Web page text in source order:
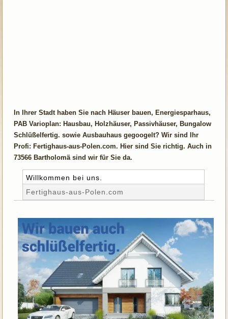
In Ihrer Stadt haben Sie nach Häuser bauen, Energiesparhaus,
PAB Varioplan: Hausbau, Holzhäuser, Passivhäuser, Bungalow
Schlüßelfertig. sowie Ausbauhaus gegoogelt? Wir sind Ihr
Profi: Fertighaus-aus-Polen.com. Hier sind Sie richtig. Auch in
73566 Bartholomä sind wir für Sie da.
Willkommen bei uns.
Fertighaus-aus-Polen.com